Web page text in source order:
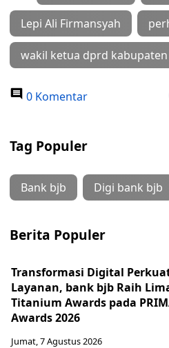
Lepi Ali Firmansyah
wakil ketua dprd
0 Komentar
Tag Populer
Bank bjb Digi bank bjb
Berita Populer
Transformasi Digital
Layanan, bank bjb Raih
Titanium Awards pada
Awards 2026
Jumat, 7 Agustus 2026